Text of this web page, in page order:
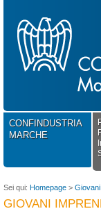
CONFINDUSTRIA
MARCHE
Sei qui: Homepage >
GIOVANI